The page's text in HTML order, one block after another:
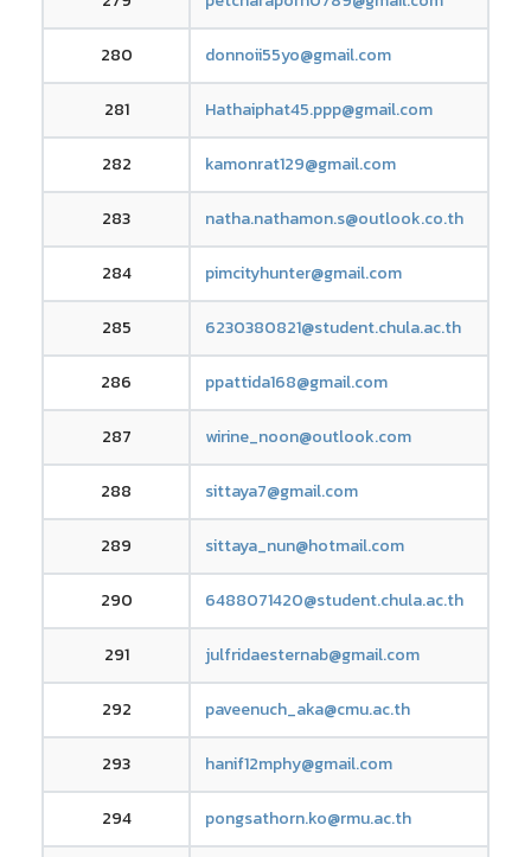
280 donnoii55yo@gmail.com
281 Hathaiphat45.ppp@gmail.com
282 kamonrat129@gmail.com
283 natha.nathamon.s@outlook.co.th
284 pimcityhunter@gmail.com
285 6230380821@student.chula.ac.th
286 ppattida168@gmail.com
287 wirine_noon@outlook.com
288 sittaya7@gmail.com
289 sittaya_nun@hotmail.com
290 6488071420@student.chula.ac.th
291 julfridaesternab@gmail.com
292 paveenuch_aka@cmu.ac.th
293 hanif12mphy@gmail.com
294 pongsathorn.ko@rmu.ac.th